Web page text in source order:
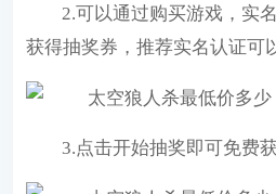
2.可以通过购买游戏，实
获得抽奖券，推荐实名认证可
3.点击开始抽奖即可免费